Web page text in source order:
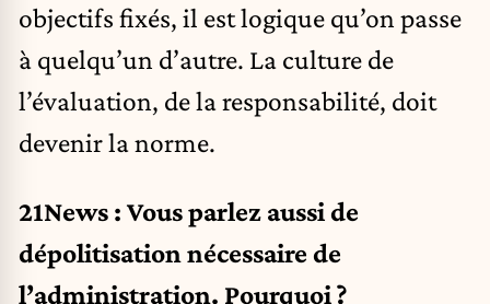
objectifs fixés, il est logique qu’on passe
à quelqu’un d’autre. La culture de
l’évaluation, de la responsabilité, doit
devenir la norme.
21News : Vous parlez aussi de
dépolitisation nécessaire de
l’administration. Pourquoi ?